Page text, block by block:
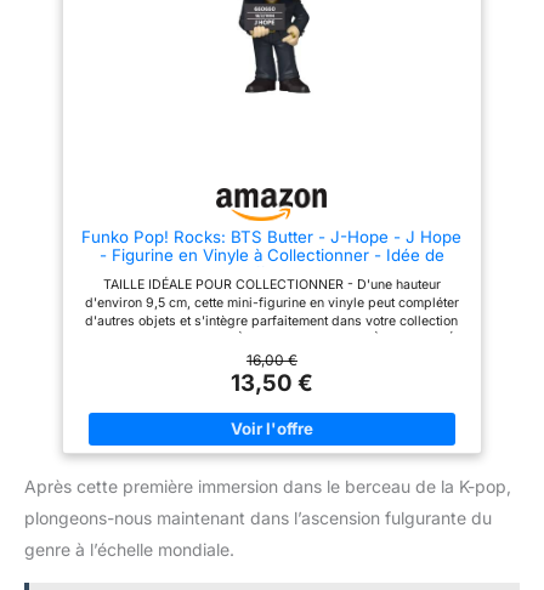
Funko Pop! Rocks: BTS Butter - J-Hope - J Hope
- Figurine en Vinyle à Collectionner - Idée de
Cadeau - Produits Officiels - Jouets pour Les
Enfants et Adultes - Music Fans
TAILLE IDÉALE POUR COLLECTIONNER - D'une hauteur
d'environ 9,5 cm, cette mini-figurine en vinyle peut compléter
d'autres objets et s'intègre parfaitement dans votre collection
ou sur votre bureau. MATIÈRE VINYLE DE PREMIÈRE QUALITÉ -
Fabriqué en vinyle durable de haute qualité, cet objet de
collection est conçu pour durer et résister à l'usure
quotidienne, garantissant ainsi un plaisir durable aux fans
ainsi qu'aux collectionneurs. CADEAU PARFAIT POUR LES
FANS BTS - Idéal pour les vacances, anniversaires, occasions
spéciales ou tout simplement comme cadeau, cette figurine
BTS AGRANDISSEZ VOTRE COLLECTION - Ajoutez cet objet en
figurines Funko Pop! et recherchez d'autres objets de
collection rares et exclusifs pour obtenir un ensemble complet
MARQUE PHARE DE LA POP CULTURE - Faites confiance à
16,00 €
13,50 €
Après cette première immersion dans le berceau de la K-pop,
plongeons-nous maintenant dans l’ascension fulgurante du
genre à l’échelle mondiale.